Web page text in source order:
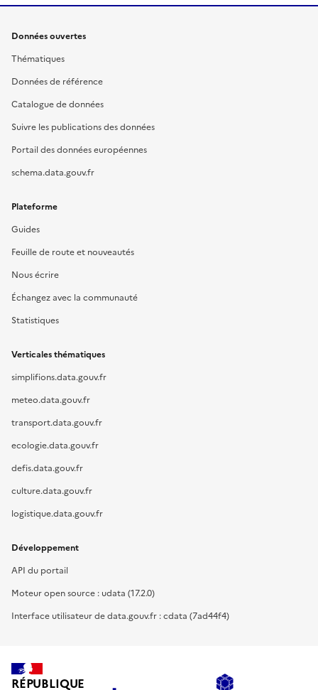
Données ouvertes
Thématiques
Données de référence
Catalogue de données
Suivre les publications des données
Portail des données européennes
schema.data.gouv.fr
Plateforme
Guides
Feuille de route et nouveautés
Nous écrire
Échangez avec la communauté
Statistiques
Verticales thématiques
simplifions.data.gouv.fr
meteo.data.gouv.fr
transport.data.gouv.fr
ecologie.data.gouv.fr
defis.data.gouv.fr
culture.data.gouv.fr
logistique.data.gouv.fr
Développement
API du portail
Moteur open source : udata (17.2.0)
Interface utilisateur de data.gouv.fr : cdata (7ad44f4)
RÉPUBLIQUE